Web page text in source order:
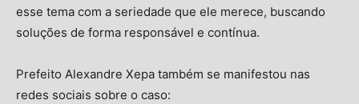
esse tema com a seriedade que ele merece, buscando
soluções de forma responsável e contínua.
Prefeito Alexandre Xepa também se manifestou nas
redes sociais sobre o caso: